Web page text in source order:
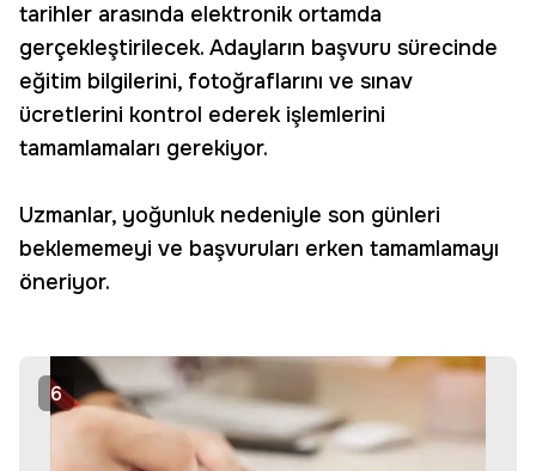
tarihler arasında elektronik ortamda
gerçekleştirilecek. Adayların başvuru sürecinde
eğitim bilgilerini, fotoğraflarını ve sınav
ücretlerini kontrol ederek işlemlerini
tamamlamaları gerekiyor.
Uzmanlar, yoğunluk nedeniyle son günleri
beklememeyi ve başvuruları erken tamamlamayı
öneriyor.
6